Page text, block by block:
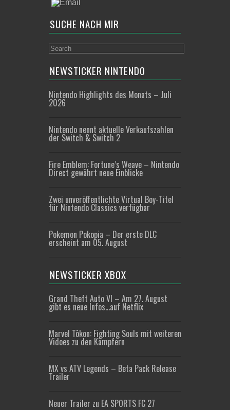
SUCHE NACH MIR
NEWSTICKER NINTENDO
Nintendo Highlights des Monats – Juli
2026
Nintendo nennt aktuelle Verkaufszahlen
der Switch & Switch 2
Fire Emblem: Fortune’s Weave – Nintendo
Direct gewährt neue Einblicke
Zwei unveröffentlichte Virtual Boy-Titel
für Nintendo Classics verfügbar
Pokemon Pokopia – Der erste DLC
erscheint am 05. August
NEWSTICKER XBOX
Grand Theft Auto VI – Am 27. August
gibt es neue Infos…auf Netflix
Marvel Tōkon: Fighting Souls mit weiteren
Vidoes zu den Kämpfern
MX vs ATV Legends – Beta Pack Release
Trailer
Neuer Trailer zu EA SPORTS FC 27